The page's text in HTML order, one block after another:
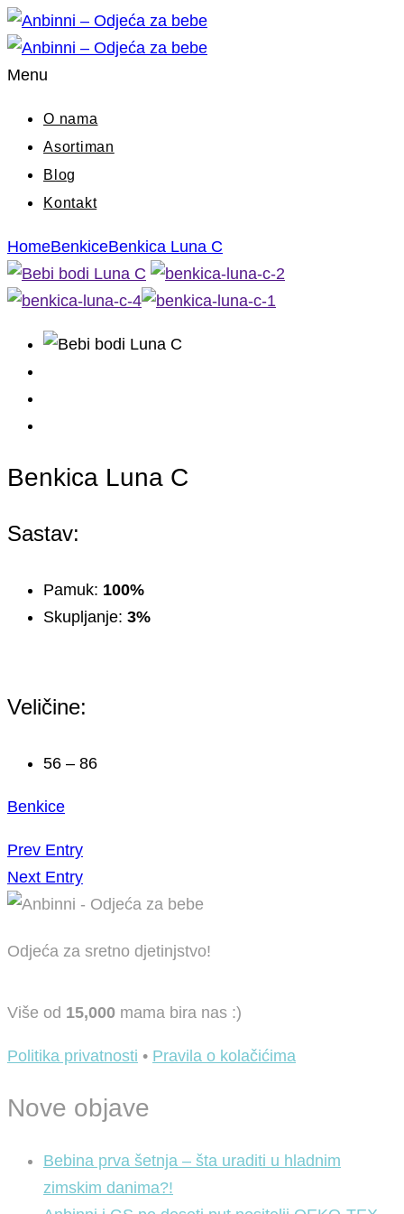
Menu
O nama
Asortiman
Blog
Kontakt
HomeBenkiceBenkica Luna C
Benkica Luna C
Sastav:
Pamuk: 100%
Skupljanje: 3%
Veličine:
56 – 86
Benkice
Prev Entry
Next Entry
Odjeća za sretno djetinjstvo!
Više od 15,000 mama bira nas :)
Politika privatnosti • Pravila o kolačićima
Nove objave
Bebina prva šetnja – šta uraditi u hladnim
zimskim danima?!